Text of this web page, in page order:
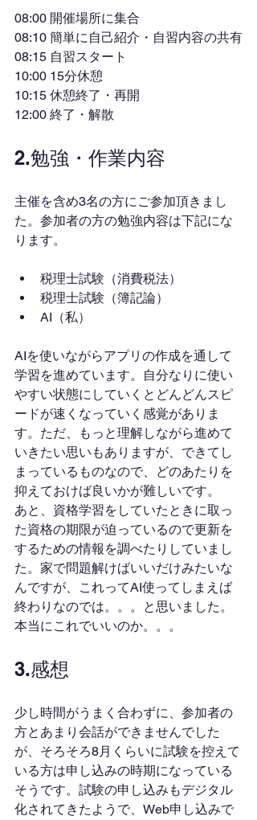
08:00 開催場所に集合
08:10 簡単に自己紹介・自習内容の共有
08:15 自習スタート
10:00 15分休憩
10:15 休憩終了・再開
12:00 終了・解散
2.勉強・作業内容
主催を含め3名の方にご参加頂きまし
た。参加者の方の勉強内容は下記にな
ります。
税理士試験（消費税法）
税理士試験（簿記論）
AI（私）
AIを使いながらアプリの作成を通して
学習を進めています。自分なりに使い
やすい状態にしていくとどんどんスピ
ードが速くなっていく感覚がありま
す。ただ、もっと理解しながら進めて
いきたい思いもありますが、できてし
まっているものなので、どのあたりを
抑えておけば良いかが難しいです。
あと、資格学習をしていたときに取っ
た資格の期限が迫っているので更新を
するための情報を調べたりしていまし
た。家で問題解けばいいだけみたいな
んですが、これってAI使ってしまえば
終わりなのでは。。。と思いました。
本当にこれでいいのか。。。
3.感想
少し時間がうまく合わずに、参加者の
方とあまり会話ができませんでした
が、そろそろ8月くらいに試験を控えて
いる方は申し込みの時期になっている
そうです。試験の申し込みもデジタル
化されてきたようで、Web申し込みで